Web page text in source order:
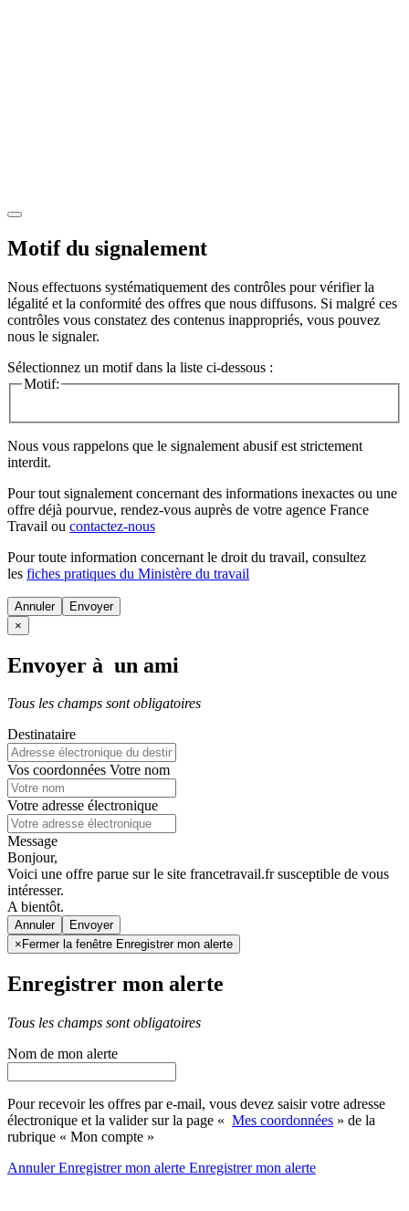
Motif du signalement
Nous effectuons systématiquement des contrôles pour vérifier la
légalité et la conformité des offres que nous diffusons. Si malgré ces
contrôles vous constatez des contenus inappropriés, vous pouvez
nous le signaler.
Sélectionnez un motif dans la liste ci-dessous :
Motif:
Nous vous rappelons que le signalement abusif est strictement
interdit.
Pour tout signalement concernant des informations inexactes ou une
offre déjà pourvue, rendez-vous auprès de votre agence France
Travail ou contactez-nous
Pour toute information concernant le droit du travail, consultez
les fiches pratiques du Ministère du travail
Annuler
×
Envoyer à un ami
Tous les champs sont obligatoires
Destinataire
Vos coordonnées Votre nom
Votre adresse électronique
Message
Bonjour,
Voici une offre parue sur le site francetravail.fr susceptible de vous
intéresser.
A bientôt.
Annuler
× Fermer la fenêtre Enregistrer mon alerte
Enregistrer mon alerte
Tous les champs sont obligatoires
Nom de mon alerte
Pour recevoir les offres par e-mail, vous devez saisir votre adresse
électronique et la valider sur la page « Mes coordonnées » de la
rubrique « Mon compte »
AnnulerEnregistrer mon alerte Enregistrermon alerte